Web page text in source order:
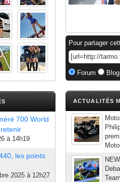
700 World
à 14h19
les points
2025 à 12h27
Pour partager
Forum
ACTUALITÉS